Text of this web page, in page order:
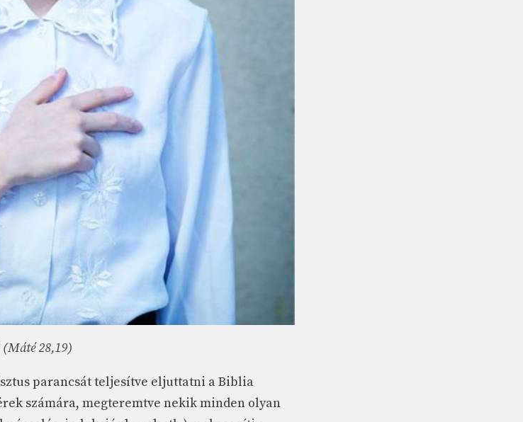
(Máté 28,19)
parancsát teljesítve eljuttatni a Biblia
számára, megteremtve nekik minden olyan